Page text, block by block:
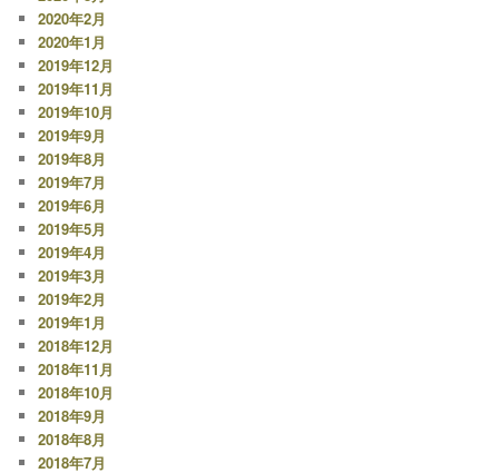
2020年2月
2020年1月
2019年12月
2019年11月
2019年10月
2019年9月
2019年8月
2019年7月
2019年6月
2019年5月
2019年4月
2019年3月
2019年2月
2019年1月
2018年12月
2018年11月
2018年10月
2018年9月
2018年8月
2018年7月